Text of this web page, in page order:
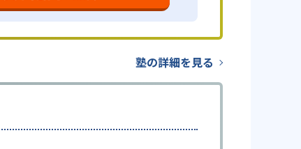
塾の詳細を見る